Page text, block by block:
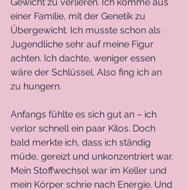
einer Familie, mit der Genetik zu
Übergewicht. Ich musste schon als
Jugendliche sehr auf meine Figur
achten. Ich dachte, weniger essen
wäre der Schlüssel. Also fing ich an
zu hungern.
Anfangs fühlte es sich gut an – ich
verlor schnell ein paar Kilos. Doch
bald merkte ich, dass ich ständig
müde, gereizt und unkonzentriert war.
Mein Stoffwechsel war im Keller und
mein Körper schrie nach Energie. Und